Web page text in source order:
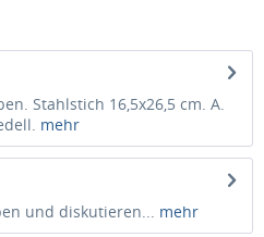
Stahlstich 16,5x26,5 cm. A.
mehr
und diskutieren... mehr